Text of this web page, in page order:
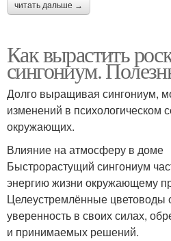
читать дальше →
Как вырастить
сингониум.
Долго выращивая сингониум,
изменений в психологическом
окружающих.
Влияние на атмосферу в доме
Быстрорастущий сингониум
энергию жизни окружающему
Целеустремлённые цветоводы
уверенность в своих силах,
и принимаемых решений.